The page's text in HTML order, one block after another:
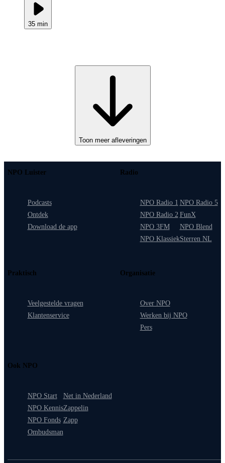
35 min
Toon meer afleveringen
NPO Luister
Podcasts
Ontdek
Download de app
Radio
NPO Radio 1
NPO Radio 2
NPO 3FM
NPO Klassiek
NPO Radio 5
FunX
NPO Blend
Sterren NL
Praktisch
Veelgestelde vragen
Klantenservice
Organisatie
Over NPO
Werken bij NPO
Pers
Ook NPO
NPO Start
NPO Kennis
NPO Fonds
Ombudsman
Net in Nederland
Zappelin
Zapp